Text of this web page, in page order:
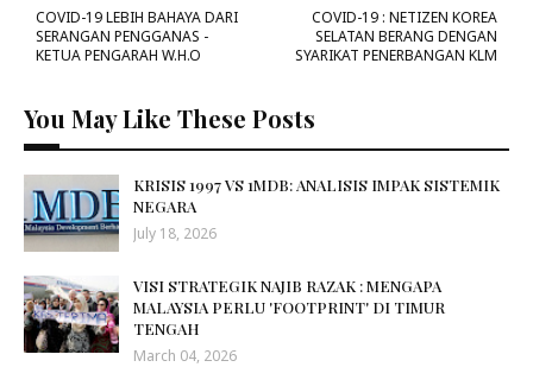
COVID-19 : NETIZEN KOREA
SELATAN BERANG DENGAN
SYARIKAT PENERBANGAN KLM
COVID-19 LEBIH BAHAYA DARI
SERANGAN PENGGANAS -
KETUA PENGARAH W.H.O
You May Like These Posts
KRISIS 1997 VS 1MDB: ANALISIS IMPAK SISTEMIK
NEGARA
July 18, 2026
VISI STRATEGIK NAJIB RAZAK : MENGAPA
MALAYSIA PERLU 'FOOTPRINT' DI TIMUR
TENGAH
March 04, 2026